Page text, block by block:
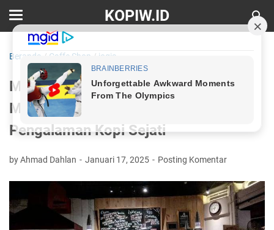
KOPIW.ID
Beranda / Caffe Shop / jogja
Menikmati Kopi di Kedai Kopi
Mataram: Tempat yang Tepat untuk
Pengalaman Kopi Sejati
by Ahmad Dahlan Januari 17, 2025 Posting Komentar